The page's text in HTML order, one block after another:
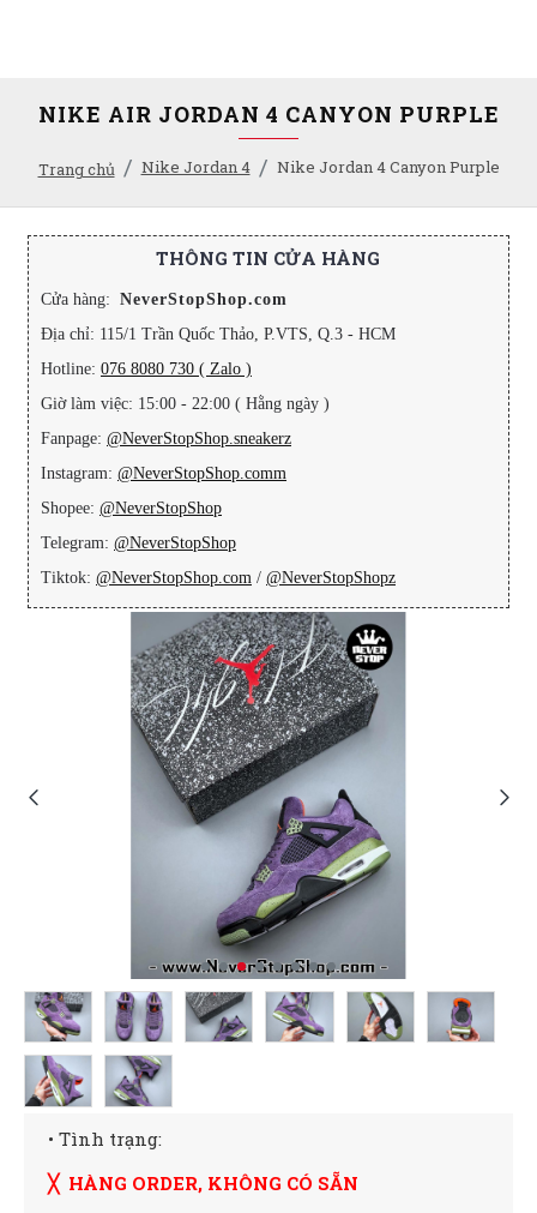
Trang chủ Nike Jordan 4 Nike Jordan 4 Canyon Purple
NIKE AIR JORDAN 4 CANYON PURPLE
THÔNG TIN CỬA HÀNG
Cửa hàng: NeverStopShop.com
Địa chỉ: 115/1 Trần Quốc Thảo, P.VTS, Q.3 - HCM
Hotline: 076 8080 730 ( Zalo )
Giờ làm việc: 15:00 - 22:00 ( Hằng ngày )
Fanpage: @NeverStopShop.sneakerz
Instagram: @NeverStopShop.comm
Shopee: @NeverStopShop
Telegram: @NeverStopShop
Tiktok: @NeverStopShop.com / @NeverStopShopz
• Tình trạng:
╳ HÀNG ORDER, KHÔNG CÓ SẴN